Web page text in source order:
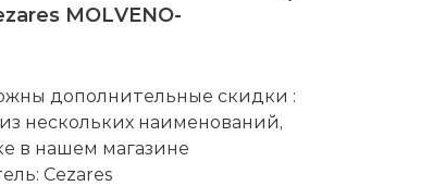
MOLVENO-
дополнительные скидки :
нескольких наименований,
в нашем магазине
Cezares